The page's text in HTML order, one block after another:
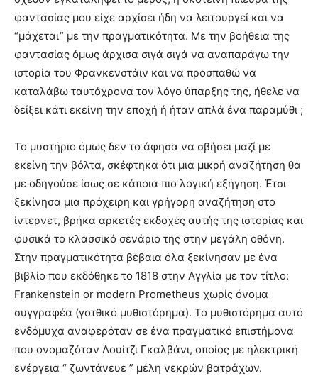
φαντασίας μου είχε αρχίσει ήδη να λειτουργεί και να
“μάχεται” με την πραγματικότητα. Με την βοήθεια της
φαντασίας όμως άρχισα σιγά σιγά να αναπαράγω την
ιστορία του Φρανκενστάιν και να προσπαθώ να
καταλάβω ταυτόχρονα τον λόγο ύπαρξης της, ήθελε να
δείξει κάτι εκείνη την εποχή ή ήταν απλά ένα παραμύθι ;
Το μυστήριο όμως δεν το άφησα να σβήσει μαζί με
εκείνη την βόλτα, σκέφτηκα ότι μια μικρή αναζήτηση θα
με οδηγούσε ίσως σε κάποια πιο λογική εξήγηση. Έτσι
ξεκίνησα μια πρόχειρη και γρήγορη αναζήτηση στο
ίντερνετ, βρήκα αρκετές εκδοχές αυτής της ιστορίας και
φυσικά το κλασσικό σενάριο της στην μεγάλη οθόνη.
Στην πραγματικότητα βέβαια όλα ξεκίνησαν με ένα
βιβλίο που εκδόθηκε το 1818 στην Αγγλία με τον τίτλο:
Frankenstein or modern Prometheus χωρίς όνομα
συγγραφέα (γοτθικό μυθιστόρημα). Το μυθιστόρημα αυτό
ενδόμυχα αναφερόταν σε ένα πραγματικό επιστήμονα
που ονομαζόταν Λουίτζι Γκαλβάνι, οποίος με ηλεκτρική
ενέργεια “ ζωντάνευε ” μέλη νεκρών βατράχων.